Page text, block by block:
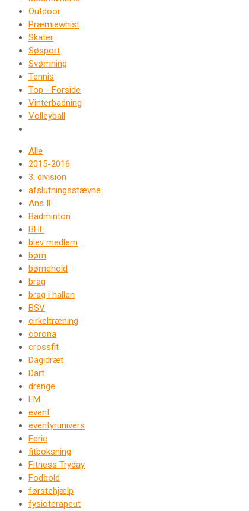
Outdoor
Præmiewhist
Skater
Søsport
Svømning
Tennis
Top - Forside
Vinterbadning
Volleyball
Alle
2015-2016
3. division
afslutningsstævne
Ans IF
Badminton
BHF
blev medlem
børn
børnehold
brag
brag i hallen
BSV
cirkeltræning
corona
crossfit
Dagidræt
Dart
drenge
EM
event
eventyrunivers
Ferie
fitboksning
Fitness Tryday
Fodbold
førstehjælp
fysioterapeut